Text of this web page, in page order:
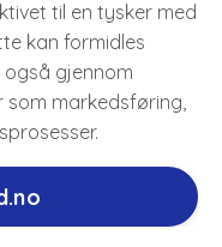
til en tysker med
kan formidles
gjennom
som markedsføring,